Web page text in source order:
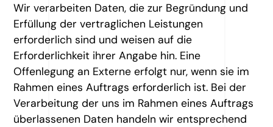
Wir verarbeiten Daten, die zur Begründung und
Erfüllung der vertraglichen Leistungen
erforderlich sind und weisen auf die
Erforderlichkeit ihrer Angabe hin. Eine
Offenlegung an Externe erfolgt nur, wenn sie im
Rahmen eines Auftrags erforderlich ist. Bei der
Verarbeitung der uns im Rahmen eines Auftrags
überlassenen Daten handeln wir entsprechend